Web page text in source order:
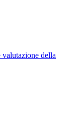
valutazione della